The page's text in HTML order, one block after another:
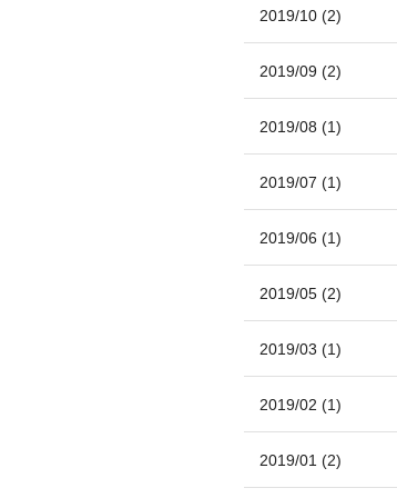
2019/10 (2)
2019/09 (2)
2019/08 (1)
2019/07 (1)
2019/06 (1)
2019/05 (2)
2019/03 (1)
2019/02 (1)
2019/01 (2)